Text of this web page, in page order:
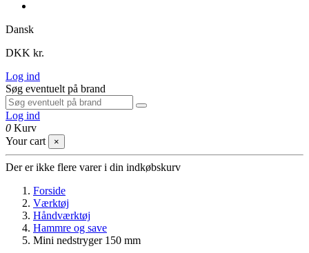
Dansk
DKK kr.
Log ind
Søg eventuelt på brand
Log ind
0 Kurv
Your cart
×
Der er ikke flere varer i din indkøbskurv
Forside
Værktøj
Håndværktøj
Hammre og save
Mini nedstryger 150 mm